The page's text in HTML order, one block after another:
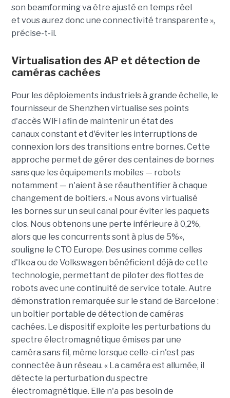
son beamforming va être ajusté en temps réel
et vous aurez donc une connectivité transparente »,
précise-t-il.
Virtualisation des AP et détection de
caméras cachées
Pour les déploiements industriels à grande échelle, le
fournisseur de Shenzhen virtualise ses points
d'accès WiFi afin de maintenir un état des
canaux constant et d'éviter les interruptions de
connexion lors des transitions entre bornes. Cette
approche permet de gérer des centaines de bornes
sans que les équipements mobiles — robots
notamment — n'aient à se réauthentifier à chaque
changement de boitiers. « Nous avons virtualisé
les bornes sur un seul canal pour éviter les paquets
clos. Nous obtenons une perte inférieure à 0,2%,
alors que les concurrents sont à plus de 5%»,
souligne le CTO Europe. Des usines comme celles
d'Ikea ou de Volkswagen bénéficient déjà de cette
technologie, permettant de piloter des flottes de
robots avec une continuité de service totale. Autre
démonstration remarquée sur le stand de Barcelone :
un boîtier portable de détection de caméras
cachées. Le dispositif exploite les perturbations du
spectre électromagnétique émises par une
caméra sans fil, même lorsque celle-ci n'est pas
connectée à un réseau. « La caméra est allumée, il
détecte la perturbation du spectre
électromagnétique. Elle n'a pas besoin de